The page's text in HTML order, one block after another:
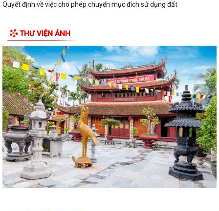
Quyết định về việc cho phép chuyển mục đích sử dụng đất
định kỳ, khám sàng lọc miễn...
Hội nghị giao ban cụm Thường trực Đảng ủy phụ trách triển khai
nhiệm vụ quý III năm 2026
Hội nghị triển khai Kế hoạch tổ chức Hội trại Thanh thiếu nhi phường
Trần Nhân Tông năm 2026
UBND phường tổ chức hội nghị triển khai công tác sản xuất vụ Mùa
năm 2026 và công tác phòng, chống...
Hoàng Gián long trọng tổ chức Lễ công bố Nghị quyết thành lập Tổ dân
phố
Công khai các Quyết định của Ủy ban nhân dân thành phố về thủ tục
hành chính thuộc phạmvi quản lý...
THƯ VIỆN ẢNH